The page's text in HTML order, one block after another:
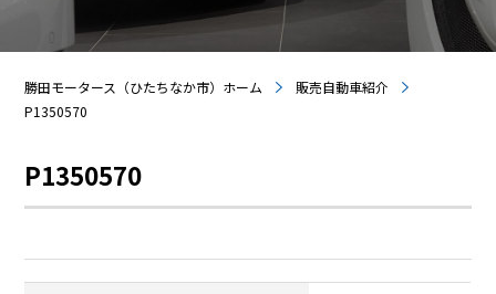
勝田モータース（ひたちなか市）ホーム
販売自動車紹介
P1350570
P1350570